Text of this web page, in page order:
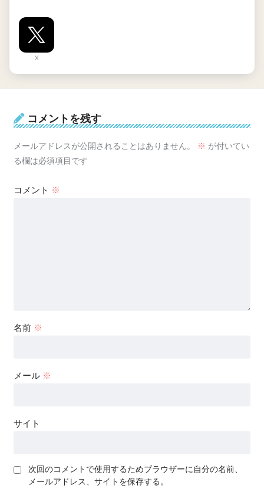
X
コメントを残す
メールアドレスが公開されることはありません。 ※ が付いてい
る欄は必須項目です
コメント ※
名前 ※
メール ※
サイト
次回のコメントで使用するためブラウザーに自分の名前、
メールアドレス、サイトを保存する。